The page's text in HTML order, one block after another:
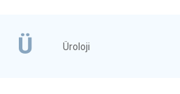
Ü Üroloji